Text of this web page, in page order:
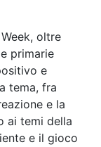
oltre
primarie
e
tema, fra
e la
ai temi della
e il gioco